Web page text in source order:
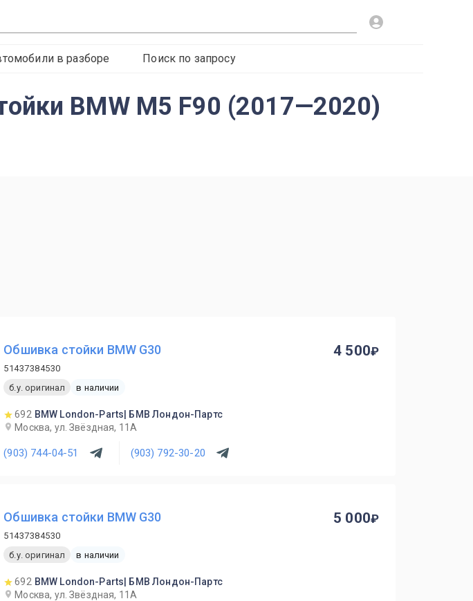
в разборе Поиск по запросу
BMW M5 F90 (2017—2020)
Обшивка стойки BMW G30
51437384530
б.у. оригинал
в наличии
692 BMW London-Parts| БМВ Лондон-Партс
Москва, ул. Звёздная, 11А
(903) 744-04-51 (903) 792-30-20
4 500
Обшивка стойки BMW G30
51437384530
б.у. оригинал
в наличии
692 BMW London-Parts| БМВ Лондон-Партс
Москва, ул. Звёздная, 11А
5 000